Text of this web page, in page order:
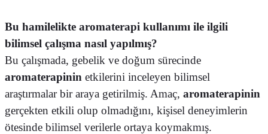
Bu hamilelikte aromaterapi kullanımı ile ilgili
bilimsel çalışma nasıl yapılmış?
Bu çalışmada, gebelik ve doğum sürecinde
aromaterapinin etkilerini inceleyen bilimsel
araştırmalar bir araya getirilmiş. Amaç, aromaterapinin
gerçekten etkili olup olmadığını, kişisel deneyimlerin
ötesinde bilimsel verilerle ortaya koymakmış.